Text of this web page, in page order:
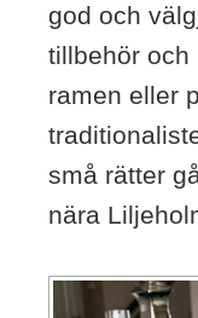
god och
tillbehör och
ramen eller
små rätter
nära